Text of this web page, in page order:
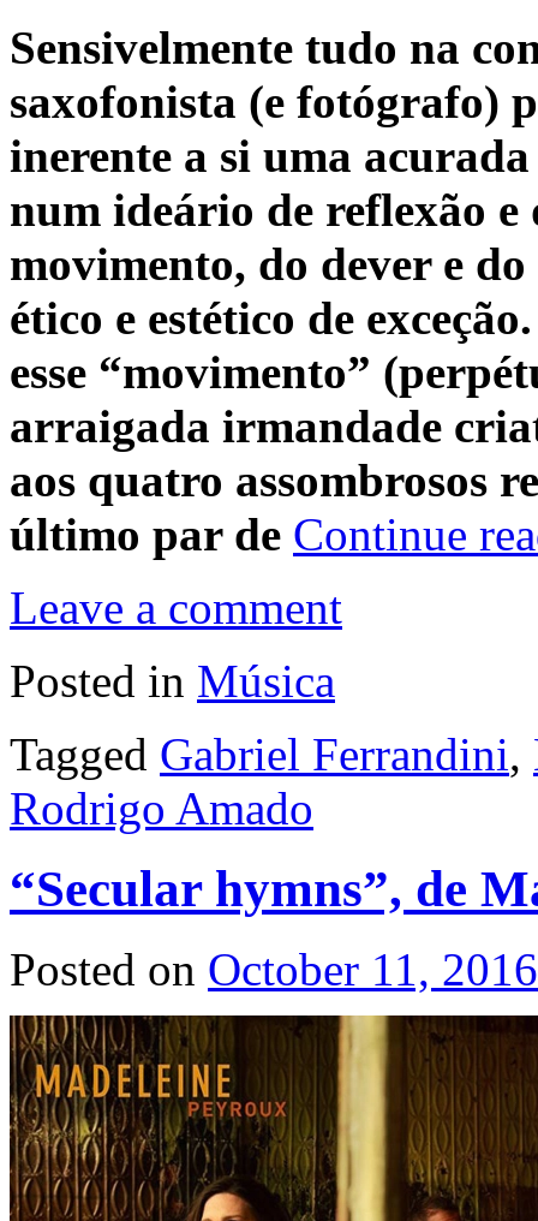
Sensivelmente tudo na
saxofonista (e fotógrafo)
inerente a si uma
num ideário de reflexão e
movimento, do dever e
ético e estético de
esse “movimento”
arraigada irmandade
aos quatro assombrosos
último par de Continue
Leave a comment
Posted in Música
Tagged Gabriel Ferrandini,
Rodrigo Amado
“Secular hymns”, de
Posted on October 11, 2016